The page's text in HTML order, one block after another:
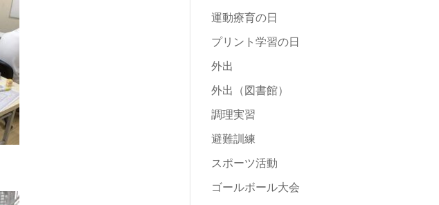
運動療育の日
プリント学習の日
外出
外出（図書館）
調理実習
避難訓練
スポーツ活動
ゴールボール大会